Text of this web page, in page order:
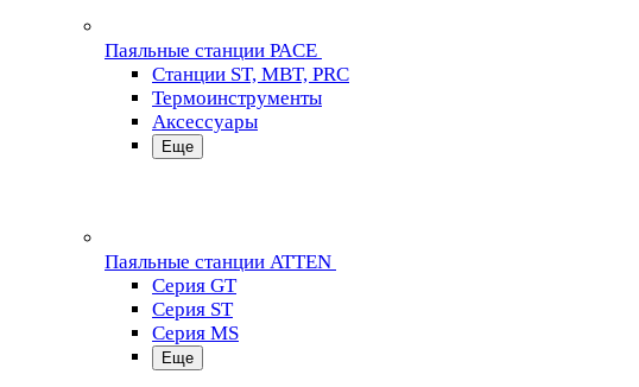
Паяльные станции PACE
Станции ST, MBT, PRC
Термоинструменты
Аксессуары
Еще
Паяльные станции ATTEN
Серия GT
Серия ST
Серия MS
Еще